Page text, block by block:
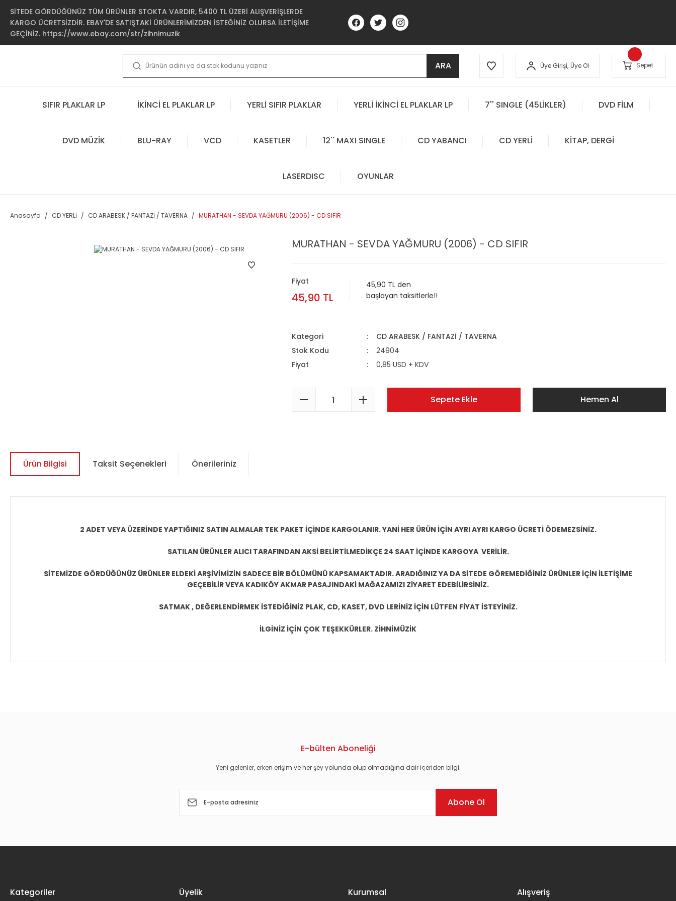
SİTEDE GÖRDÜĞÜNÜZ TÜM ÜRÜNLER STOKTA VARDIR, 5400 TL ÜZERİ ALIŞVERİŞLERDE
KARGO ÜCRETSİZDİR. EBAY'DE SATIŞTAKİ ÜRÜNLERİMİZDEN İSTEĞİNİZ OLURSA İLETİŞİME
GEÇİNİZ. https://www.ebay.com/str/zihnimuzik
ARA Üye Girişi, Üye Ol Sepet
SIFIR PLAKLAR LP İKİNCİ EL PLAKLAR LP YERLİ SIFIR PLAKLAR YERLİ İKİNCİ EL PLAKLAR LP 7'' SINGLE (45LİKLER) DVD FİLM
DVD MÜZİK BLU-RAY VCD KASETLER 12'' MAXI SINGLE CD YABANCI CD YERLİ KİTAP, DERGİ
LASERDISC OYUNLAR
Anasayfa CD YERLİ CD ARABESK / FANTAZİ / TAVERNA MURATHAN - SEVDA YAĞMURU (2006) - CD SIFIR
MURATHAN - SEVDA YAĞMURU (2006) - CD SIFIR
Fiyat
45,90 TL
45,90 TL den
başlayan taksitlerle!!
Kategori
CD ARABESK / FANTAZİ / TAVERNA
Stok Kodu
24904
Fiyat
0,85 USD + KDV
Sepete Ekle Hemen Al
Ürün Bilgisi Taksit Seçenekleri Önerileriniz
2 ADET VEYA ÜZERİNDE YAPTIĞINIZ SATIN ALMALAR TEK PAKET İÇİNDE KARGOLANIR. YANİ HER ÜRÜN İÇİN AYRI AYRI KARGO ÜCRETİ ÖDEMEZSİNİZ.
SATILAN ÜRÜNLER ALICI TARAFINDAN AKSİ BELİRTİLMEDİKÇE 24 SAAT İÇİNDE KARGOYA VERİLİR.
SİTEMİZDE GÖRDÜĞÜNÜZ ÜRÜNLER ELDEKİ ARŞİVİMİZİN SADECE BİR BÖLÜMÜNÜ KAPSAMAKTADIR. ARADIĞINIZ YA DA SİTEDE GÖREMEDİĞİNİZ ÜRÜNLER İÇİN İLETİŞİME
GEÇEBİLİR VEYA KADIKÖY AKMAR PASAJINDAKİ MAĞAZAMIZI ZİYARET EDEBİLİRSİNİZ.
SATMAK , DEĞERLENDİRMEK İSTEDİĞİNİZ PLAK, CD, KASET, DVD LERİNİZ İÇİN LÜTFEN FİYAT İSTEYİNİZ.
İLGİNİZ İÇİN ÇOK TEŞEKKÜRLER. ZİHNİMÜZİK
E-bülten Aboneliği
Yeni gelenler, erken erişim ve her şey yolunda olup olmadığına dair içeriden bilgi.
Abone Ol
Kategoriler Üyelik Kurumsal Alışveriş